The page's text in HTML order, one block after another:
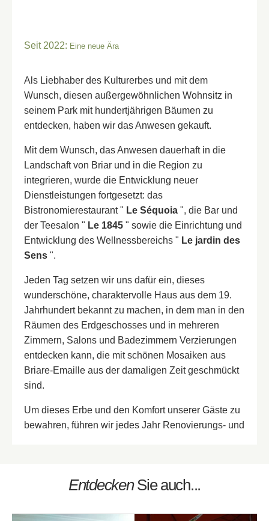
Seit 2022: Eine neue Ära
Als Liebhaber des Kulturerbes und mit dem
Wunsch, diesen außergewöhnlichen Wohnsitz in
seinem Park mit hundertjährigen Bäumen zu
entdecken, haben wir das Anwesen gekauft.
Mit dem Wunsch, das Anwesen dauerhaft in die
Landschaft von Briar und in die Region zu
integrieren, wurde die Entwicklung neuer
Dienstleistungen fortgesetzt: das
Bistronomierestaurant " Le Séquoia ", die Bar und
der Teesalon " Le 1845 " sowie die Einrichtung und
Entwicklung des Wellnessbereichs " Le jardin des
Sens ".
Jeden Tag setzen wir uns dafür ein, dieses
wunderschöne, charaktervolle Haus aus dem 19.
Jahrhundert bekannt zu machen, in dem man in den
Räumen des Erdgeschosses und in mehreren
Zimmern, Salons und Badezimmern Verzierungen
entdecken kann, die mit schönen Mosaiken aus
Briare-Emaille aus der damaligen Zeit geschmückt
sind.
Um dieses Erbe und den Komfort unserer Gäste zu
bewahren, führen wir jedes Jahr Renovierungs- und
des 19. und 20. Jahrhunderts ist, das Frankreich in
EntdeckenSie auch...